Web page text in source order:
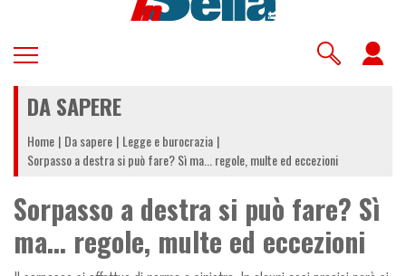
DA SAPERE
Home Da sapere Legge e burocrazia
Sorpasso a destra si può fare? Sì ma... regole, multe ed eccezioni
Sorpasso a destra si può fare? Sì
ma... regole, multe ed eccezioni